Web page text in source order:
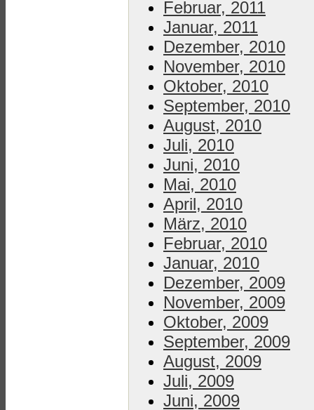
Februar, 2011
Januar, 2011
Dezember, 2010
November, 2010
Oktober, 2010
September, 2010
August, 2010
Juli, 2010
Juni, 2010
Mai, 2010
April, 2010
März, 2010
Februar, 2010
Januar, 2010
Dezember, 2009
November, 2009
Oktober, 2009
September, 2009
August, 2009
Juli, 2009
Juni, 2009